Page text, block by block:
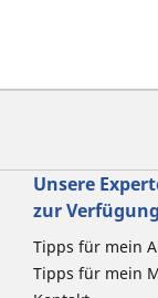
Unsere
zur Verfügung
Tipps für mein
Tipps für mein